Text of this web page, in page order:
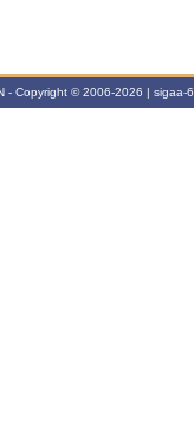
Copyright © 2006-2026 |